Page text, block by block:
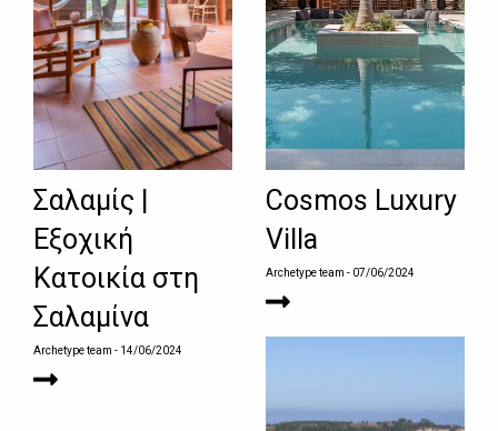
Σαλαμίς |
Εξοχική
Κατοικία στη
Σαλαμίνα
Archetype team - 14/06/2024
Cosmos Luxury
Villa
Archetype team - 07/06/2024